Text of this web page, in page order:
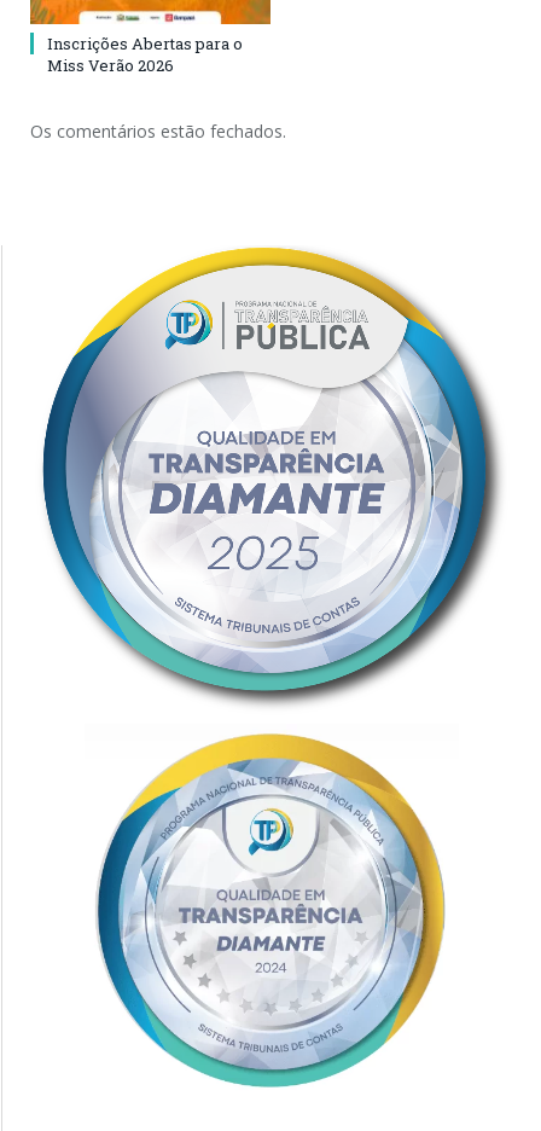
Inscrições Abertas para o
Miss Verão 2026
Os comentários estão fechados.